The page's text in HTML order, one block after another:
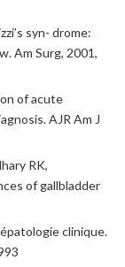
syn- drome:
Am Surg, 2001,
of acute
AJR Am J
RK,
of gallbladder
clinique.